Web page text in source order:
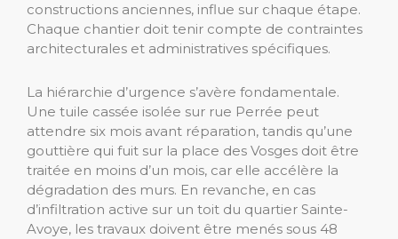
constructions anciennes, influe sur chaque étape.
Chaque chantier doit tenir compte de contraintes
architecturales et administratives spécifiques.
La hiérarchie d’urgence s’avère fondamentale.
Une tuile cassée isolée sur rue Perrée peut
attendre six mois avant réparation, tandis qu’une
gouttière qui fuit sur la place des Vosges doit être
traitée en moins d’un mois, car elle accélère la
dégradation des murs. En revanche, en cas
d’infiltration active sur un toit du quartier Sainte-
Avoye, les travaux doivent être menés sous 48